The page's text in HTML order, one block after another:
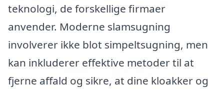
teknologi, de forskellige firmaer
anvender. Moderne slamsugning
involverer ikke blot simpeltsugning, men
kan inkluderer effektive metoder til at
fjerne affald og sikre, at dine kloakker og